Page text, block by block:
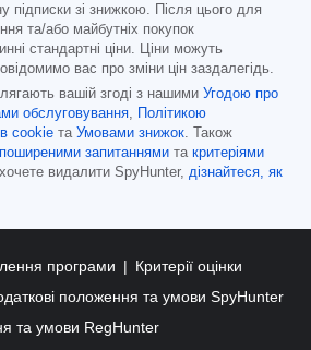
підписки зі знижкою. Після цього для
та/або майбутніх покупок
стандартні ціни. Ціни можуть
вас про зміни цін заздалегідь.
вашій згоді з нашими Угодою про
обслуговування
Політикою
cookie та Умовами знижок . Також
поширеними запитаннями та критеріями
видалити SpyHunter, дізнайтеся, як
програми
Критерії оцінки
положення та умови SpyHunter
та умови RegHunter